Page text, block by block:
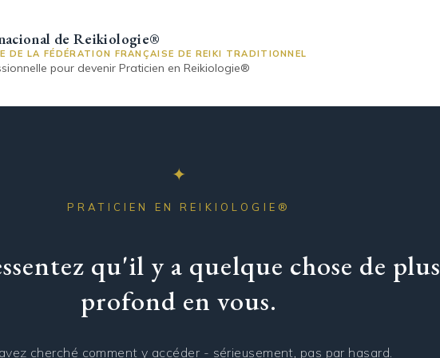
de Reikiologie®
DE LA FÉDÉRATION FRANÇAISE DE REIKI TRADITIONNEL
pour devenir Praticien en Reikiologie®
✦
PRATICIEN EN REIKIOLOGIE®
qu'il y a quelque chose de plus
profond en vous.
cherché comment y accéder - sérieusement, pas par hasard.